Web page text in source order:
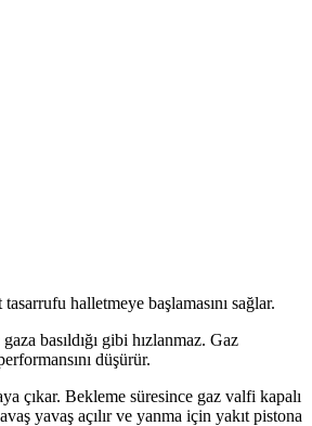
halletmeye başlamasını sağlar.
basıldığı gibi hızlanmaz. Gaz
düşürür.
çıkar. Bekleme süresince gaz valfi kapalı
yavaş açılır ve yanma için yakıt pistona